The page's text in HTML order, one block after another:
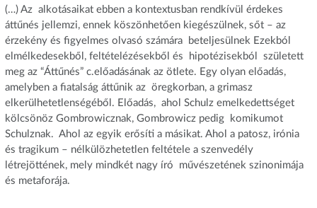
(…) Az alkotásaikat ebben a kontextusban rendkívül érdekes
áttűnés jellemzi, ennek köszönhetően kiegészülnek, sőt – az
érzekény és figyelmes olvasó számára beteljesülnek Ezekból
elmélkedesekből, feltételézésekből és hipotézisekból született
meg az “Áttűnés” c.előadásának az ötlete. Egy olyan előadás,
amelyben a fiatalság áttűnik az öregkorban, a grimasz
elkerülhetetlenségéből. Előadás, ahol Schulz emelkedettséget
kölcsönöz Gombrowicznak, Gombrowicz pedig komikumot
Schulznak. Ahol az egyik erősíti a másikat. Ahol a patosz, irónia
és tragikum – nélkülözhetetlen feltétele a szenvedély
létrejöttének, mely mindkét nagy író művészetének szinonimája
és metaforája.